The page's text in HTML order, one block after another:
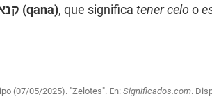
קנא (qana), que significa tener celoo
(07/05/2025). "Zelotes". En: Significados.com.